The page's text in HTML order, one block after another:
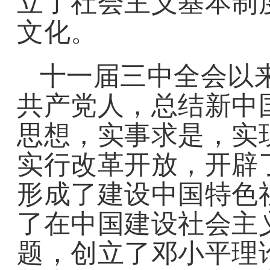
文化。
十一届三中全会以
共产党人，总结新中
思想，实事求是，
实行改革开放，开
形成了建设中国特
了在中国建设社会
题，创立了邓小平